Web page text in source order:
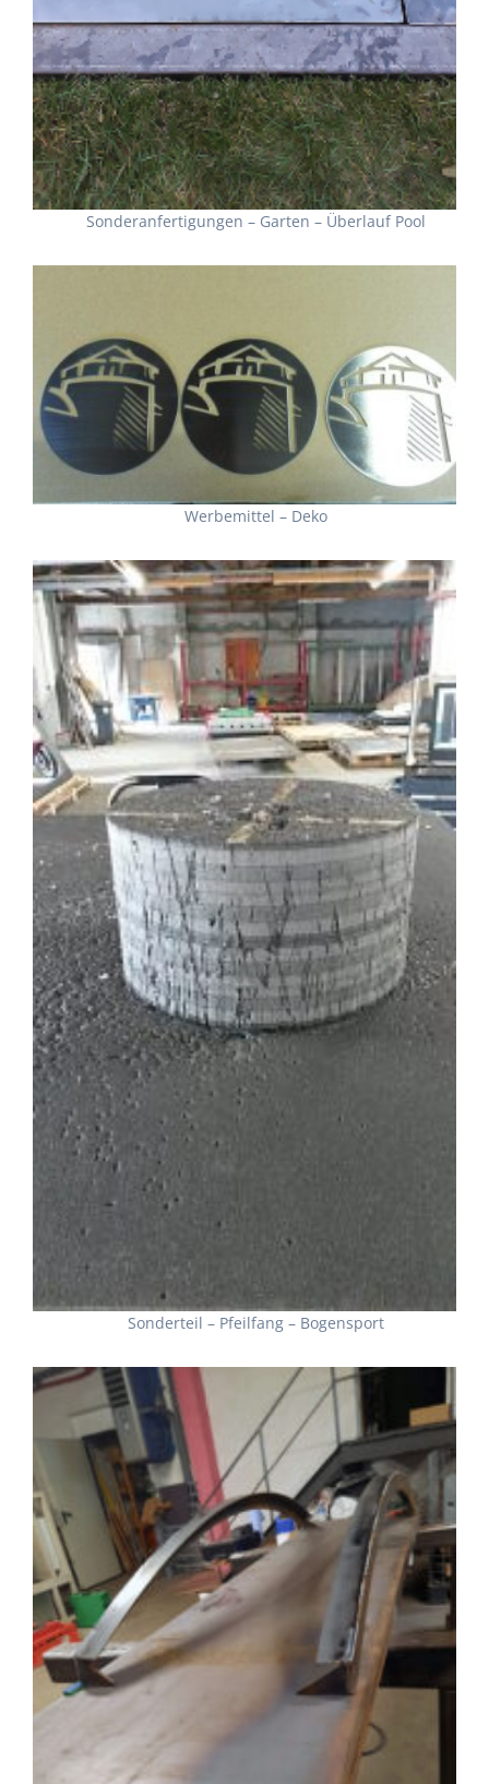
Sonderanfertigungen – Garten – Überlauf Pool
Werbemittel – Deko
Sonderteil – Pfeilfang – Bogensport